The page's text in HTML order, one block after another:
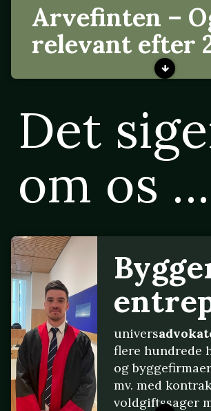
Arvefinten –
relevant efter
Det
om os ...
univers
flere hundrede
og
mv. med
voldgiftssager